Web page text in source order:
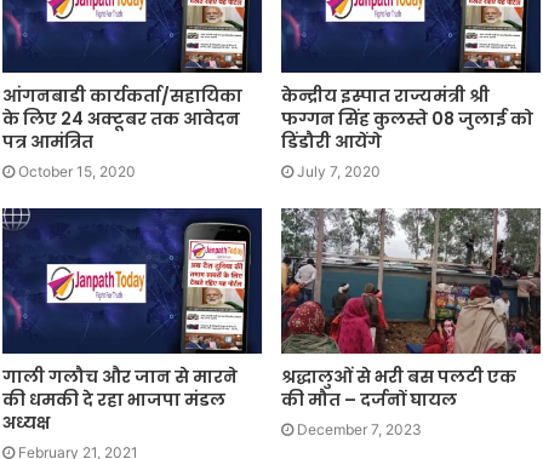
आंगनबाडी कार्यकर्ता/सहायिका
के लिए 24 अक्टूबर तक आवेदन
पत्र आमंत्रित
October 15, 2020
केन्द्रीय इस्पात राज्यमंत्री श्री
फग्गन सिंह कुलस्ते 08 जुलाई को
डिंडौरी आयेंगे
July 7, 2020
गाली गलौच और जान से मारने
की धमकी दे रहा भाजपा मंडल
अध्यक्ष
February 21, 2021
श्रद्धालुओं से भरी बस पलटी एक
की मौत – दर्जनों घायल
December 7, 2023